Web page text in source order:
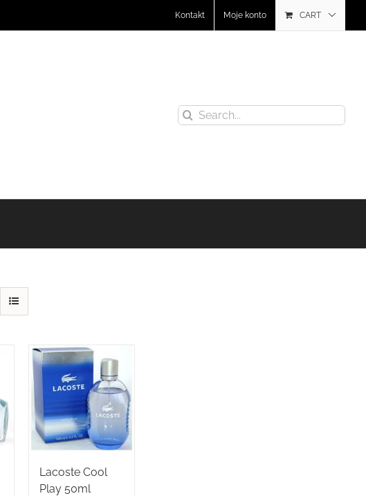
Kontakt Moje konto CART
Search
for:
Lacoste Cool
Play 50ml